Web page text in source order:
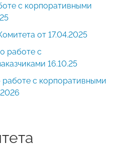
с корпоративными
от 17.04.2025
работе с
16.10.25
с корпоративными